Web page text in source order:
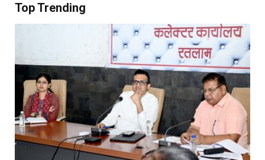
Top Trending